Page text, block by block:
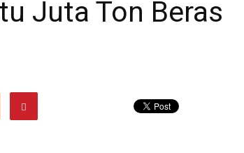
Juta Ton Beras